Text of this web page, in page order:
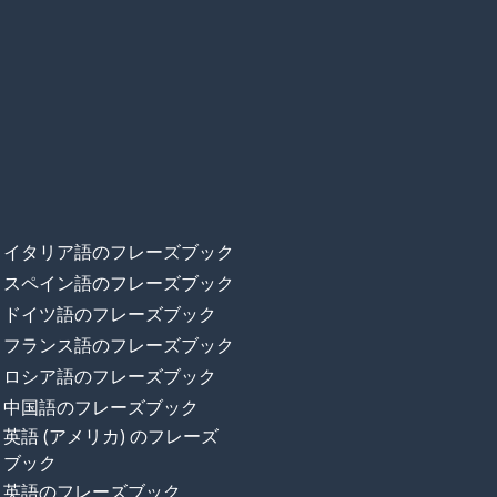
イタリア語のフレーズブック
スペイン語のフレーズブック
ドイツ語のフレーズブック
フランス語のフレーズブック
ロシア語のフレーズブック
中国語のフレーズブック
英語 (アメリカ) のフレーズ
ブック
英語のフレーズブック